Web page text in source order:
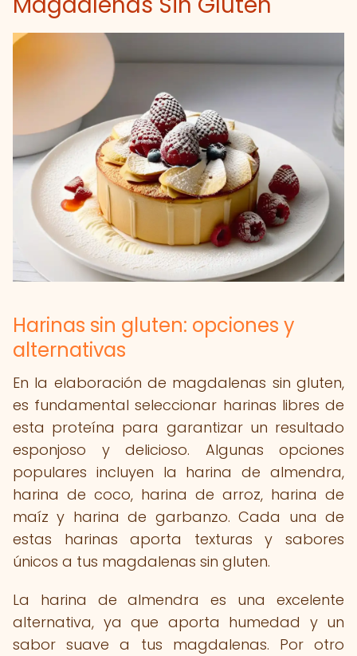
Harinas sin gluten: opciones y
alternativas
En la elaboración de magdalenas sin gluten,
es fundamental seleccionar harinas libres de
esta proteína para garantizar un resultado
esponjoso y delicioso. Algunas opciones
populares incluyen la harina de almendra,
harina de coco, harina de arroz, harina de
maíz y harina de garbanzo. Cada una de
estas harinas aporta texturas y sabores
únicos a tus magdalenas sin gluten.
La harina de almendra es una excelente
alternativa, ya que aporta humedad y un
sabor suave a tus magdalenas. Por otro